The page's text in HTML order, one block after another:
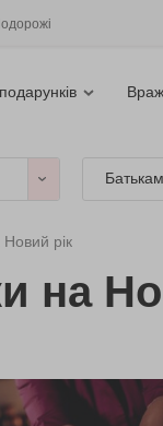
Батькам
Новий рік
на